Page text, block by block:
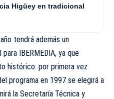
Higüey en tradicional
tendrá además un
IBERMEDIA, ya que
histórico: por primera vez
programa en 1997 se elegirá a
la Secretaría Técnica y